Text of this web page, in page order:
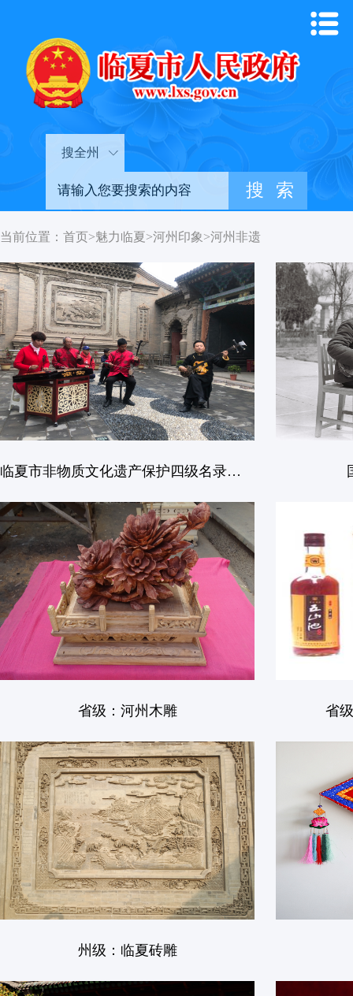
搜全州
当前位置： 首页>魅力临夏>河州印象>河州非遗
临夏市非物质文化遗产保护四级名录（共计6...
省级：河州木雕 省
州级：临夏砖雕